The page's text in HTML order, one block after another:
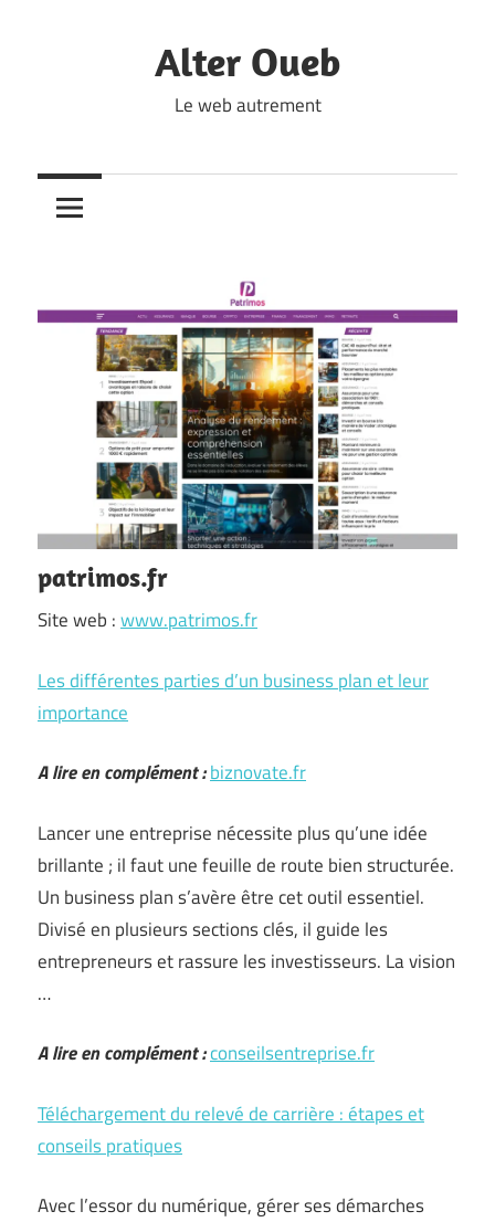
Alter Oueb
Le web autrement
patrimos.fr
Site web :www.patrimos.fr
Les différentes parties d’un business plan et leur
importance
A lire en complément :biznovate.fr
Lancer une entreprise nécessite plus qu’une idée
brillante ; il faut une feuille de route bien structurée.
Un business plan s’avère être cet outil essentiel.
Divisé en plusieurs sections clés, il guide les
entrepreneurs et rassure les investisseurs. La vision
…
A lire en complément :conseilsentreprise.fr
Téléchargement du relevé de carrière : étapes et
conseils pratiques
Avec l’essor du numérique, gérer ses démarches